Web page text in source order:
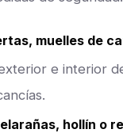
muelles de
e interior
hollín o